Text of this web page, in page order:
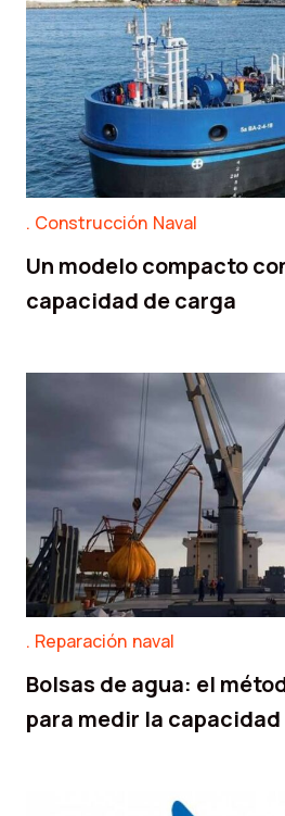
Construcción Naval
Un modelo compacto
capacidad de carga
Reparación naval
Bolsas de agua: el
para medir la